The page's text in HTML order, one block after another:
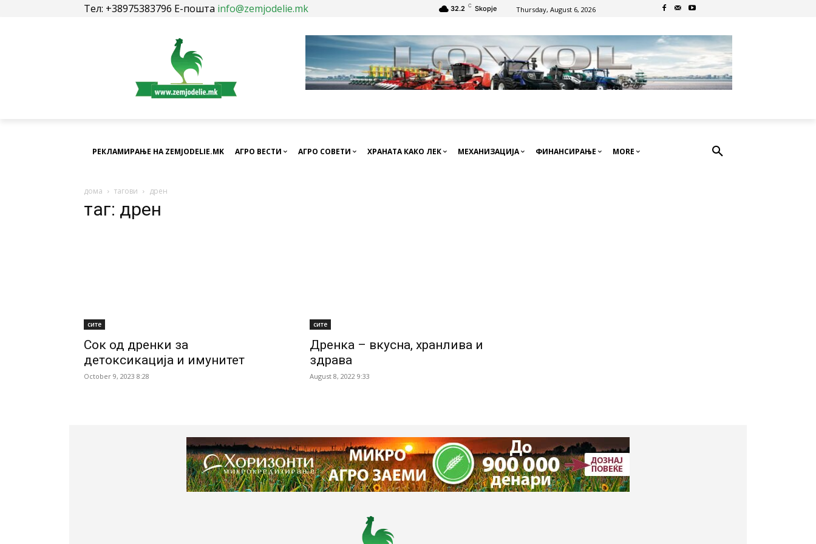
Тел: +38975383796 Е-пошта info@zemjodelie.mk 32.2 C Skopje Thursday, August 6, 2026
РЕКЛАМИРАЊЕ НА ZEMJODELIE.MK АГРО ВЕСТИ АГРО СОВЕТИ ХРАНАТА КАКО ЛЕК МЕХАНИЗАЦИЈА ФИНАНСИРАЊЕ MORE
дома тагови дрен
таг: дрен
сите
Сок од дренки за
детоксикација и имунитет
October 9, 2023 8:28
сите
Дренка – вкусна, хранлива и
здрава
August 8, 2022 9:33